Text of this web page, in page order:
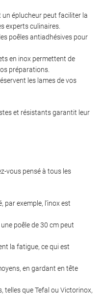
éplucheur peut faciliter la
experts culinaires.
poêles antiadhésives pour
en inox permettent de
préparations.
les lames de vos
et résistants garantit leur
vous pensé à tous les
par exemple, l’inox est
poêle de 30 cm peut
la fatigue, ce qui est
en gardant en tête
telles que Tefal ou Victorinox,